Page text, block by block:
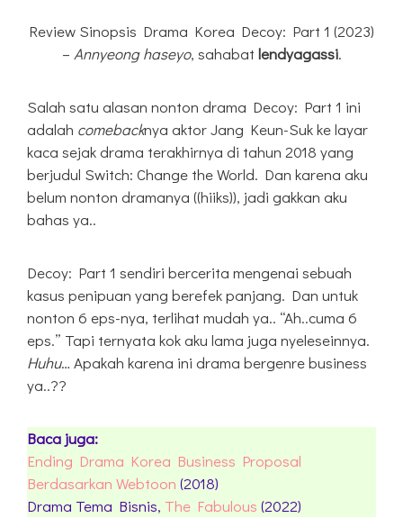
Review Sinopsis Drama Korea Decoy: Part 1 (2023)
– Annyeong haseyo, sahabat lendyagassi.
Salah satu alasan nonton drama Decoy: Part 1 ini
adalah comebacknya aktor Jang Keun-Suk ke layar
kaca sejak drama terakhirnya di tahun 2018 yang
berjudul Switch: Change the World. Dan karena aku
belum nonton dramanya ((hiiks)), jadi gakkan aku
bahas ya..
Decoy: Part 1 sendiri bercerita mengenai sebuah
kasus penipuan yang berefek panjang. Dan untuk
nonton 6 eps-nya, terlihat mudah ya.. “Ah..cuma 6
eps.” Tapi ternyata kok aku lama juga nyeleseinnya.
Huhu… Apakah karena ini drama bergenre business
ya..??
Baca juga:
Ending Drama Korea Business Proposal
Berdasarkan Webtoon (2018)
Drama Tema Bisnis, The Fabulous (2022)